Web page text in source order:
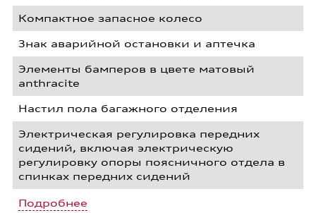
Компактное запасное колесо
Знак аварийной остановки и аптечка
Элементы бамперов в цвете матовый
anthracite
Настил пола багажного отделения
Электрическая регулировка передних
сидений, включая электрическую
регулировку опоры поясничного отдела в
спинках передних сидений
Подробнее